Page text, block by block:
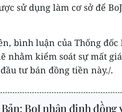
sử dụng làm cơ sở để
bình luận của Thống
nhằm kiểm soát sự mất
tư bán đồng tiền này./.
BoJ nhận định đồng